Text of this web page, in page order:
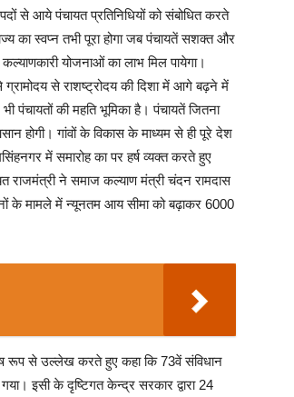
से आये पंचायत प्रतिनिधियों को संबोधित करते
का स्वप्न तभी पूरा होगा जब पंचायतें सशक्त और
योजनाओं का लाभ मिल पायेगा।
से राशष्ट्रोदय की दिशा में आगे बढ़ने में
पंचायतों की महति भूमिका है। पंचायतें जितना
होगी। गांवों के विकास के माध्यम से ही पूरे देश
में समारोह का पर हर्ष व्यक्त करते हुए
राजमंत्री ने समाज कल्याण मंत्री चंदन रामदास
के मामले में न्यूनतम आय सीमा को बढ़ाकर 6000
रूप से उल्लेख करते हुए कहा कि 73वें संविधान
इसी के दृष्टिगत केन्द्र सरकार द्वारा 24